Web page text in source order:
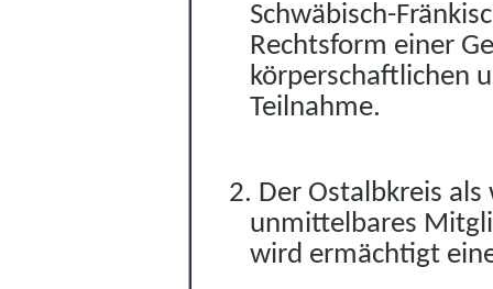
Schwäbisch-
Rechtsform einer
körperschaftlichen
Teilnahme.
2. Der Ostalbkreis
unmittelbares
wird ermächtigt